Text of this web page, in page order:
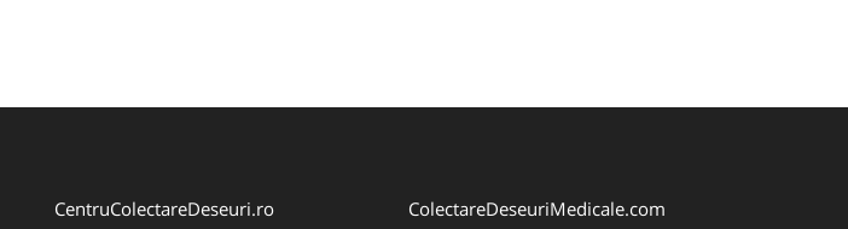
CentruColectareDeseuri.ro
ColectareDeseuriMedicale.com